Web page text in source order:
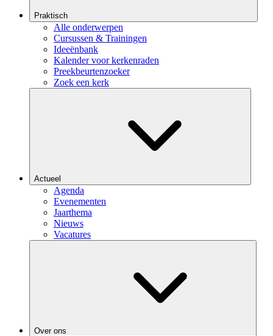
Praktisch
Alle onderwerpen
Cursussen & Trainingen
Ideeënbank
Kalender voor kerkenraden
Preekbeurtenzoeker
Zoek een kerk
Actueel
Agenda
Evenementen
Jaarthema
Nieuws
Vacatures
Over ons